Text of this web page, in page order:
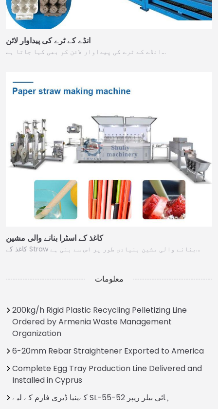
انڈے کے ٹرے کی پیداوار لائن
انڈے کے ٹرے کی پیداوار لائن کو بھی کہا جاتا ہے…
کاغذ کے اسٹرا بنانے والی مشین
کاغذ کے Straw بنانے والی مشین بنیادی طور پر اس سے بنی ہے…
معلومات
200kg/h Rigid Plastic Recycling Pelletizing Line
Ordered by Armenia Waste Management
Organization
6-20mm Rebar Straightener Exported to America
Complete Egg Tray Production Line Delivered and
Installed in Cyprus
کےینیا ڈیری فارم کے لیے SL-55-52 ہائی بيلر ریپر